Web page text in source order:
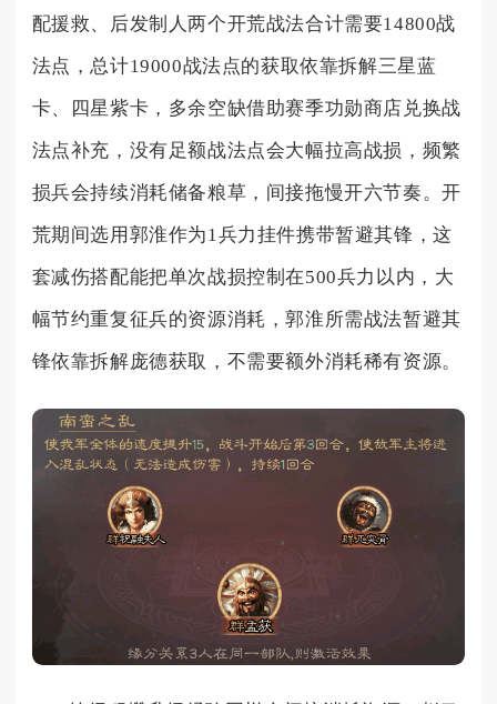
配援救、后发制人两个开荒战法合计需要14800战
法点，总计19000战法点的获取依靠拆解三星蓝
卡、四星紫卡，多余空缺借助赛季功勋商店兑换战
法点补充，没有足额战法点会大幅拉高战损，频繁
损兵会持续消耗储备粮草，间接拖慢开六节奏。开
荒期间选用郭淮作为1兵力挂件携带暂避其锋，这
套减伤搭配能把单次战损控制在500兵力以内，大
幅节约重复征兵的资源消耗，郭淮所需战法暂避其
锋依靠拆解庞德获取，不需要额外消耗稀有资源。